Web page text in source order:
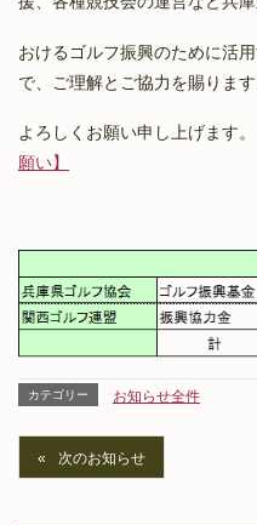
おけるゴルフ振興のために活
で、ご理解とご協力を賜ります
よろしくお願い申し上げます
願い】
カテゴリー お知らせ全件
次のお知らせ